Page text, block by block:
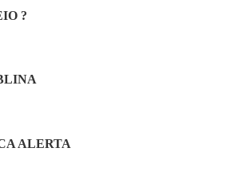
?
ALERTA